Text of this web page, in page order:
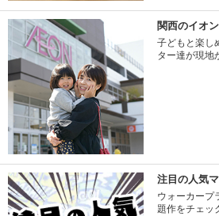
関西のイオ
子どもと楽し
ター達が現地
注目の人気
ウォーカープ
題作をチェッ